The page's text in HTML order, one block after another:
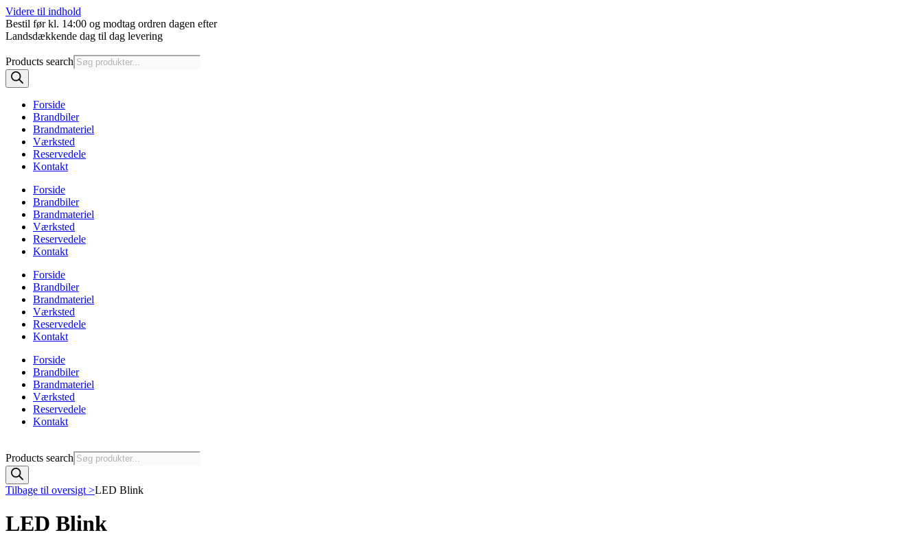
Videre til indhold
Bestil før kl. 14:00 og modtag ordren dagen efter
Landsdækkende dag til dag levering
Products search
Forside
Brandbiler
Brandmateriel
Værksted
Reservedele
Kontakt
Forside
Brandbiler
Brandmateriel
Værksted
Reservedele
Kontakt
Forside
Brandbiler
Brandmateriel
Værksted
Reservedele
Kontakt
Forside
Brandbiler
Brandmateriel
Værksted
Reservedele
Kontakt
Products search
Tilbage til oversigt >LED Blink
LED Blink